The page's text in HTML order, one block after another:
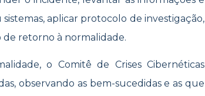
aplicar protocolo de investigação,
retorno à normalidade.
o Comitê de Crises Cibernéticas
observando as bem-sucedidas e as que